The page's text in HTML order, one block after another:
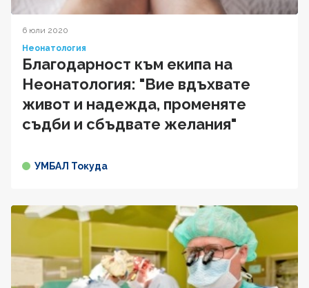
6 юли 2020
Неонатология
Благодарност към екипа на
Неонатология: "Вие вдъхвате
живот и надежда, променяте
съдби и сбъдвате желания"
УМБАЛ Токуда